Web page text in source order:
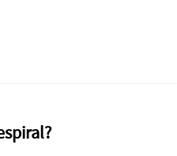
involucrados en la